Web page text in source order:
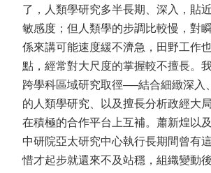
了，人類學研究多半長期、深入，貼
敏感度；但人類學的步調比較慢，對
係來講可能速度緩不濟急，田野工作
點，經常對大尺度的掌握較不擅長。
跨學科區域研究取徑──結合細緻深入
的人類學研究、以及擅長分析政經大
在積極的合作平台上互補。蕭新煌以
中研院亞太研究中心執行長期間曾有
惜才起步就還來不及站穩，組織變動